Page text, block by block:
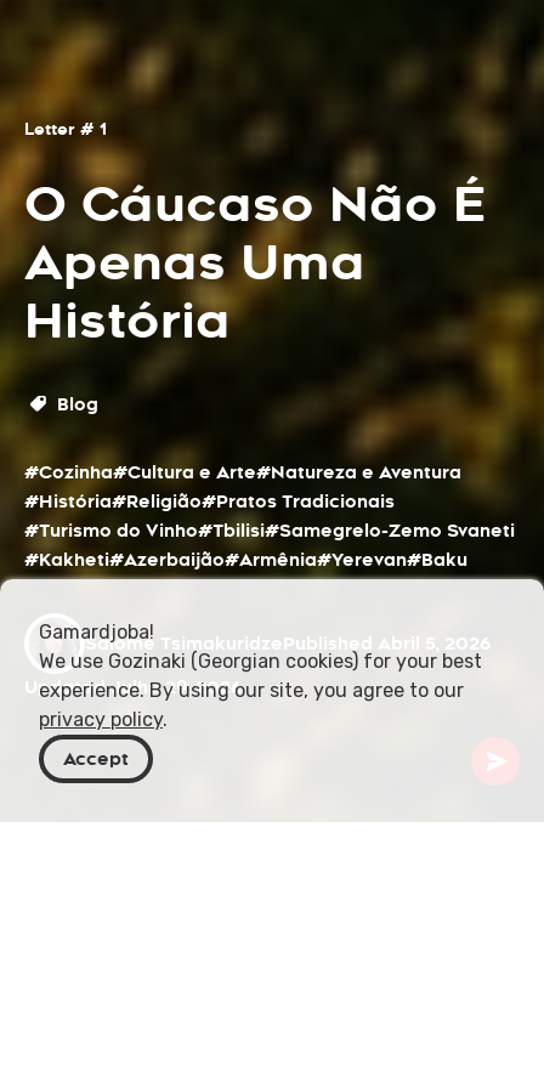
Letter # 1
O Cáucaso Não É
Apenas Uma
História
Blog
#Cozinha#Cultura e Arte#Natureza e Aventura
#História#Religião#Pratos Tradicionais
#Turismo do Vinho#Tbilisi#Samegrelo-Zemo Svaneti
#Kakheti#Azerbaijão#Armênia#Yerevan#Baku
Salome Tsimakuridze Published Abril 5, 2026
Updated Julho 29, 2026
Gamardjoba!
We use Gozinaki (Georgian cookies) for your best
experience. By using our site, you agree to our
privacy policy.
Accept